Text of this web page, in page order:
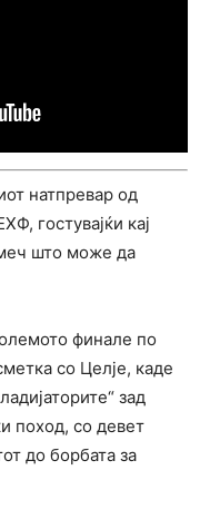
натпревар од
гостувајќи кај
што може да
финале по
со Целје, каде
зад
поход, со девет
до борбата за